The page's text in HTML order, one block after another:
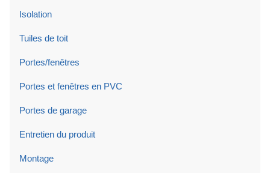
Isolation
Tuiles de toit
Portes/fenêtres
Portes et fenêtres en PVC
Portes de garage
Entretien du produit
Montage